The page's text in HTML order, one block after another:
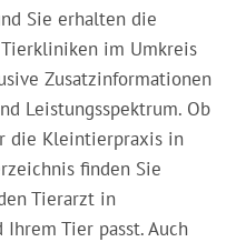
Sie erhalten die
im Umkreis
Zusatzinformationen
Leistungsspektrum. Ob
die Kleintierpraxis in
finden Sie
Tierarzt in
Tier passt. Auch